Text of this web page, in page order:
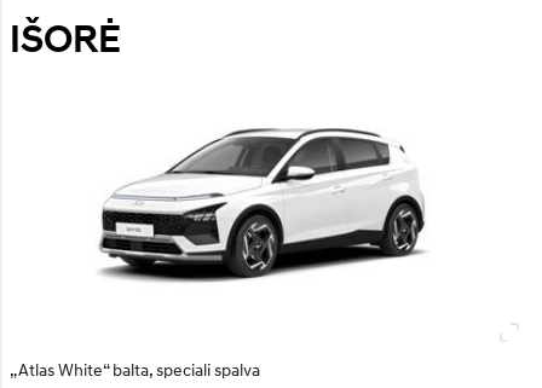
IŠORĖ
„Atlas White“ balta, speciali spalva